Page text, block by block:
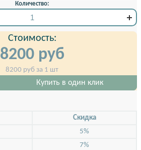
Количество:
Стоимость:
8200руб
8200 руб за 1 шт
Купить в один клик
Скидкa
5%
7%